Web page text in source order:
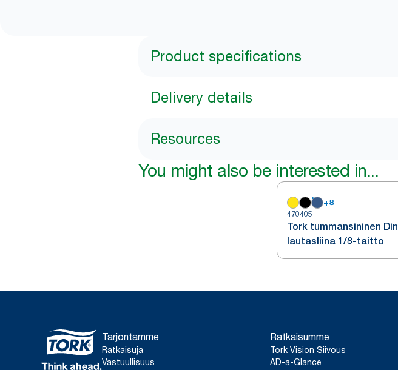
Product specifications
Delivery details
Resources
You might also be interested in...
+8
470405
Tork tummansininen
lautasliina 1/8-taitto
Tarjontamme
Ratkaisuja
Vastuullisuus
Ratkaisumme
Tork Vision Siivous
AD-a-Glance